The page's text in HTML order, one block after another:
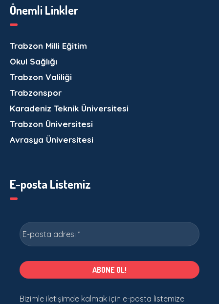
Önemli Linkler
Trabzon Milli Eğitim
Okul Sağlığı
Trabzon Valiliği
Trabzonspor
Karadeniz Teknik Üniversitesi
Trabzon Üniversitesi
Avrasya Üniversitesi
E-posta Listemiz
Bizimle iletişimde kalmak için e-posta listemize